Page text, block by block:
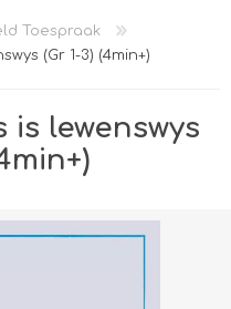
Toespraak
(Gr 1-3) (4min+)
lewenswys